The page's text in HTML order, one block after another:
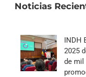
Noticias
INDH
2025
de mil